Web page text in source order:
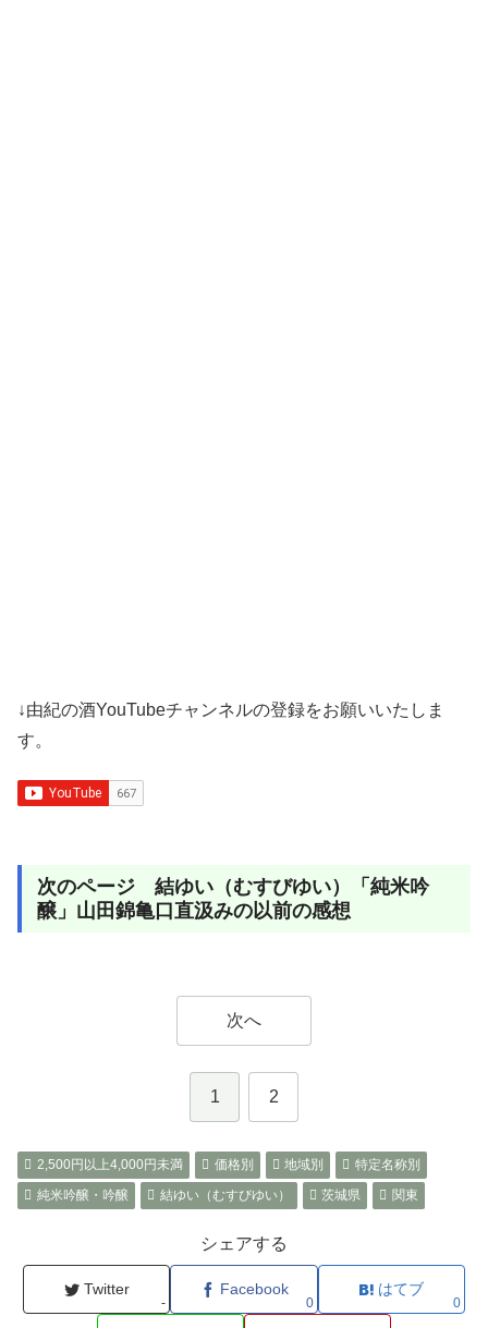
↓由紀の酒YouTubeチャンネルの登録をお願いいたしま
す。
次のページ 結ゆい（むすびゆい）「純米吟
醸」山田錦亀口直汲みの以前の感想
次へ
1 2
2,500円以上4,000円未満 価格別 地域別
特定名称別
純米吟醸・吟醸
結ゆい（むすびゆい） 茨城県 関東
シェアする
Twitter
-
Facebook
0
はてブ
0